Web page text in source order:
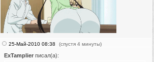
25-Май-2010 08:38 (спустя 4 минуты)
ExTamplier писал(а):